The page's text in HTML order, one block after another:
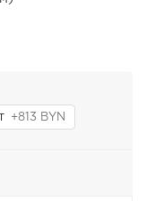
+813 BYN